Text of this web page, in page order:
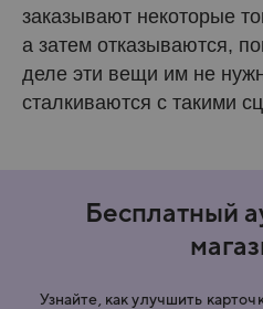
заказывают некоторые
а затем отказываются,
деле эти вещи им не
сталкиваются с такими